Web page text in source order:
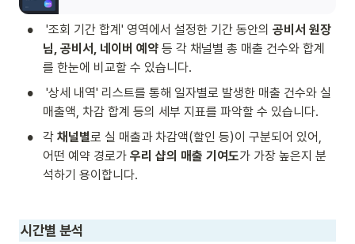
• '조회 기간 합계' 영역에서 설정한 기간 동안의 공비서 원장
님, 공비서, 네이버 예약 등 각 채널별 총 매출 건수와 합계
를 한눈에 비교할 수 있습니다.
•
매출액, 차감 합계 등의 세부 지표를 파악할 수 있습니다.
• 각 채널별로 실 매출과 차감액(할인 등)이 구분되어 있어,
어떤 예약 경로가 우리 샵의 매출 기여도가 가장 높은지 분
석하기 용이합니다.
시간별 분석